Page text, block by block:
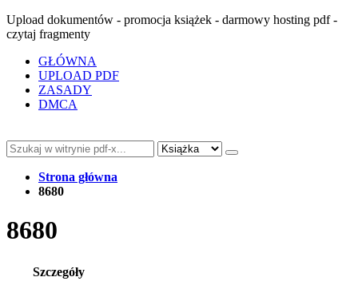
Upload dokumentów - promocja książek - darmowy hosting pdf -
czytaj fragmenty
GŁÓWNA
UPLOAD PDF
ZASADY
DMCA
Strona główna
8680
8680
Szczegóły